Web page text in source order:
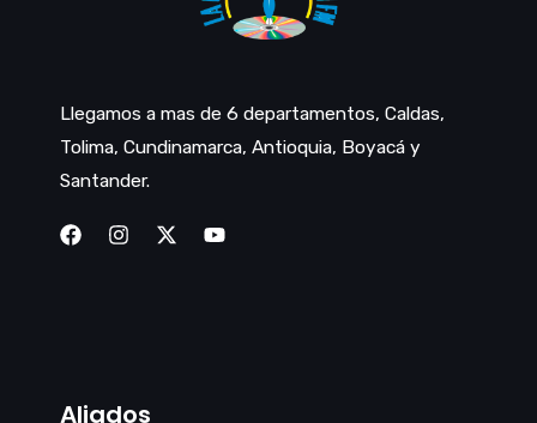
Llegamos a mas de 6 departamentos, Caldas,
Tolima, Cundinamarca, Antioquia, Boyacá y
Santander.
Aliados